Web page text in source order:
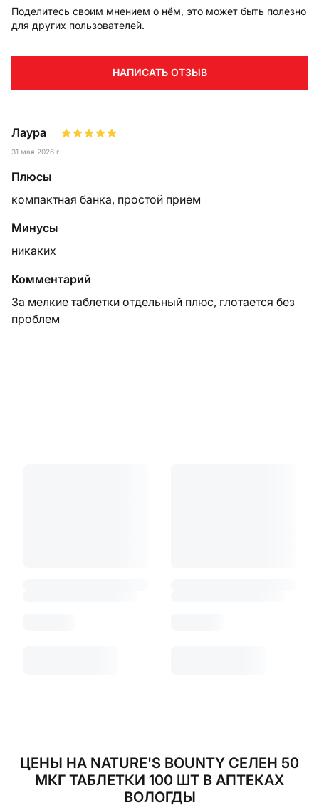
Лаура
31 мая 2026 г.
Плюсы
компактная банка, простой прием
Минусы
никаких
Комментарий
За мелкие таблетки отдельный плюс, глотается без
проблем
Поделитесь своим мнением о нём, это может быть полезно
для других пользователей.
НАПИСАТЬ ОТЗЫВ
ЦЕНЫ НА NATURE'S BOUNTY СЕЛЕН 50
МКГ ТАБЛЕТКИ 100 ШТ В АПТЕКАХ
ВОЛОГДЫ